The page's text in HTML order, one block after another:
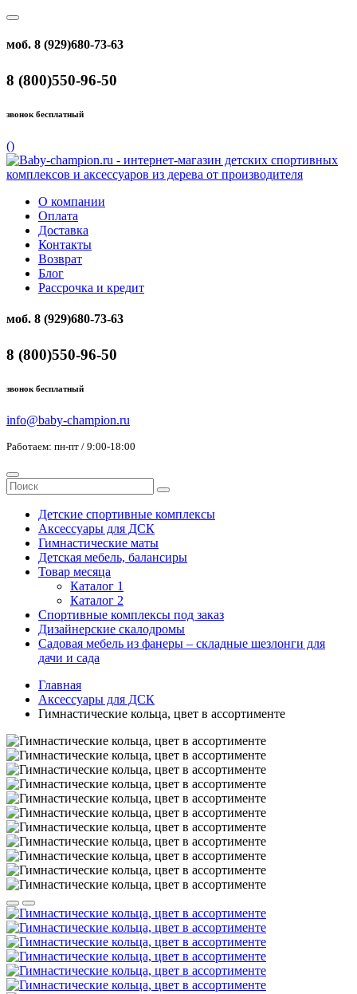
моб. 8 (929)680-73-63
8 (800)550-96-50
звонок бесплатный
()
О компании
Оплата
Доставка
Контакты
Возврат
Блог
Рассрочка и кредит
моб. 8 (929)680-73-63
8 (800)550-96-50
звонок бесплатный
info@baby-champion.ru
Работаем: пн-пт / 9:00-18:00
Детские спортивные комплексы
Аксессуары для ДСК
Гимнастические маты
Детская мебель, балансиры
Товар месяца
Каталог 1
Каталог 2
Спортивные комплексы под заказ
Дизайнерские скалодромы
Садовая мебель из фанеры – складные шезлонги для
дачи и сада
Главная
Аксессуары для ДСК
Гимнастические кольца, цвет в ассортименте